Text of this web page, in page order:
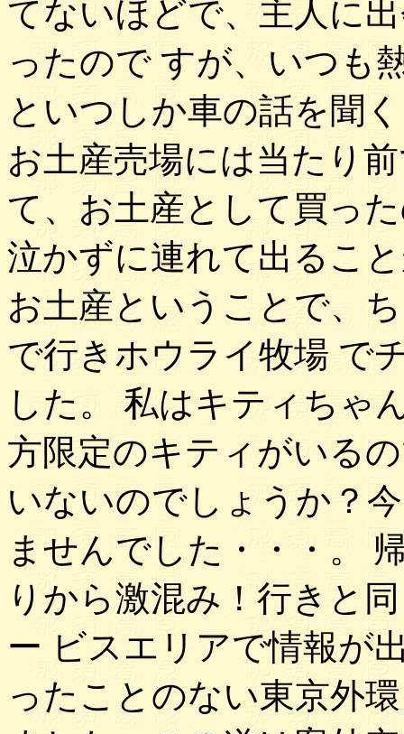
てないほどで、主人に
ったので すが、いつも
といつしか車の話を聞
お土産売場には当たり
て、お土産として買っ
泣かずに連れて出るこ
お土産ということで、
で行きホウライ牧場 で
した。 私はキティちゃ
方限定のキティがいる
いないのでしょうか？
ませんでした・・・。
りから激混み！行きと
ー ビスエリアで情報が
ったことのない東京外